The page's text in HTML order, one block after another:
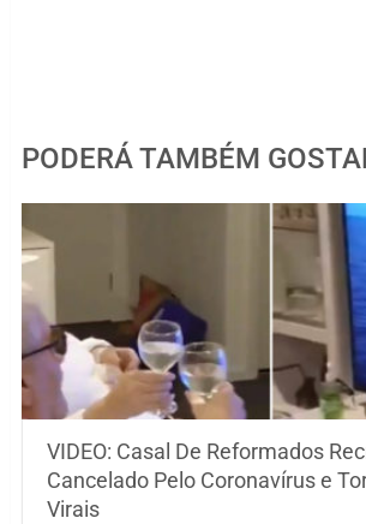
PODERÁ TAMBÉM
VIDEO: Casal De Reformados
Cancelado Pelo Coronavírus e
Virais